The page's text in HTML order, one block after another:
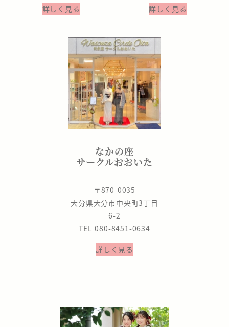
詳しく見る 詳しく見る
なかの座
サークルおおいた
〒870-0035
大分県大分市中央町3丁目
6-2
TEL 080-8451-0634
詳しく見る